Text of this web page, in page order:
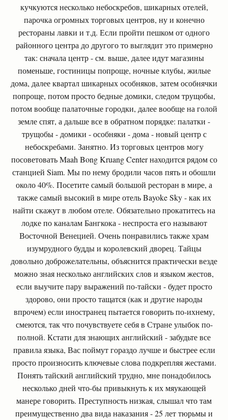
кучкуются несколько небоскребов, шикарных отелей,
парочка огромных торговых центров, ну и конечно
рестораны лавки и т.д. Если пройти пешком от одного
районного центра до другого то выглядит это примерно
так: сначала центр - см. выше, далее идут магазины
поменьше, гостиницы попроще, ночные клубы, жилые
дома, далее квартал шикарных особняков, затем особнячки
попроще, потом просто бедные домики, следом трущобы,
потом вообще палаточные городки, далее вообще на голой
земле спят, а дальше все в обратном порядке: палатки -
трущобы - домики - особняки - дома - новый центр с
небоскребами. Занятно. Из торговых центров могу
посоветовать Maah Bong Kruang Center находится рядом со
станцией Siam. Мы по нему бродили часов пять и обошли
около 40%. Посетите самый большой ресторан в мире, а
также самый высокий в мире отель Bayoke Sky - как их
найти скажут в любом отеле. Обязательно прокатитесь на
лодке по каналам Бангкока - неспроста его называют
Восточной Венецией. Очень понравились также храм
изумрудного будды и королевский дворец. Тайцы
довольно доброжелательны, объяснится практически везде
можно зная несколько английских слов и языком жестов,
если выучите пару выражений по-тайски - будет просто
здорово, они просто тащатся (как и другие народы
впрочем) если иностранец пытается говорить по-ихнему,
смеются, так что почувствуете себя в Стране улыбок по-
полной. Кстати для знающих английский - забудьте все
правила языка, Вас поймут гораздо лучше и быстрее если
просто произносить ключевые слова подкрепляя жестами.
Понять тайский английский трудно, мне понадобилось
несколько дней что-бы привыкнуть к их мяукающей
манере говорить. Преступность низкая, слышал что там
преимущественно два вида наказания - 25 лет тюрьмы и